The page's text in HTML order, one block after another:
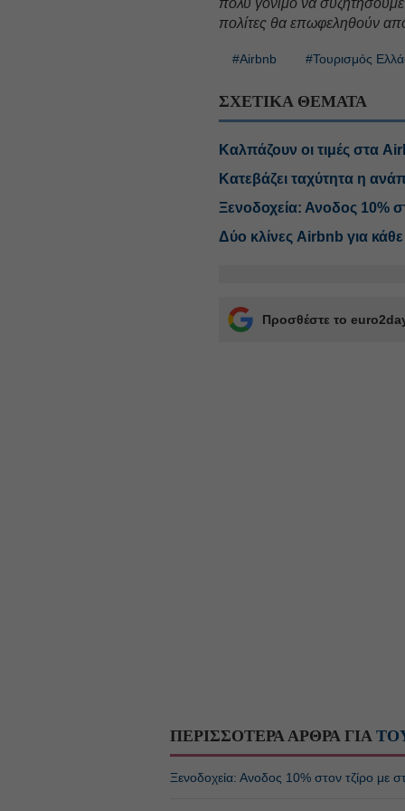
πολίτες θα επωφεληθούν
#Airbnb #Τουρισμός
ΣΧΕΤΙΚΑ ΘΕΜΑΤΑ
Καλπάζουν οι τιμές στα
Κατεβάζει ταχύτητα η
Ξενοδοχεία: Ανοδος 10%
Δύο κλίνες Airbnb για
Προσθέστε το
ΠΕΡΙΣΣΟΤΕΡΑ ΑΡΘΡΑ ΓΙΑ
Ξενοδοχεία: Ανοδος 10% στον τζίρο με